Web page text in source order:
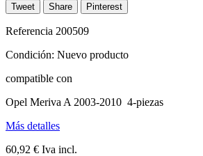
Tweet Share Pinterest
Referencia 200509
Condición: Nuevo producto
compatible con
Opel Meriva A 2003-2010 4-piezas
Más detalles
60,92 € Iva incl.